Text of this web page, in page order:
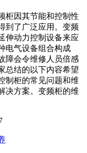
柜因其节能和控制性
到了广泛应用。变频
伸动力控制设备来应
电气设备组合构成
障会令维修人员倍感
总结的以下内容希望
制柜的常见问题和维
决方案。变频柜的维